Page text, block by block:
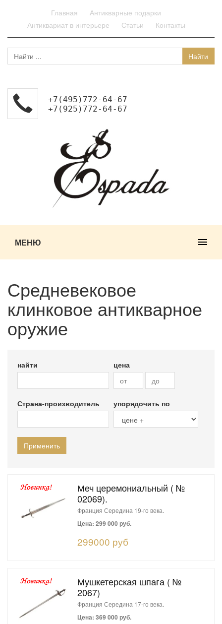
Главная
Антикварные подарки
Антиквариат в интерьере
Статьи Контакты
+7(495)772-64-67
+7(925)772-64-67
МЕНЮ
Средневековое
клинковое антикварное
оружие
найти цена
Страна-производитель упорядочить по
Меч церемониальный ( №
02069).
Франция Середина 19-го века.
Цена: 299 000 руб.
299000 руб
Мушкетерская шпага ( №
2067)
Франция Середина 17-го века.
Цена: 369 000 руб.